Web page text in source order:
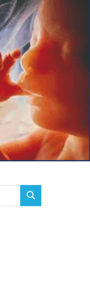
SUCHEN